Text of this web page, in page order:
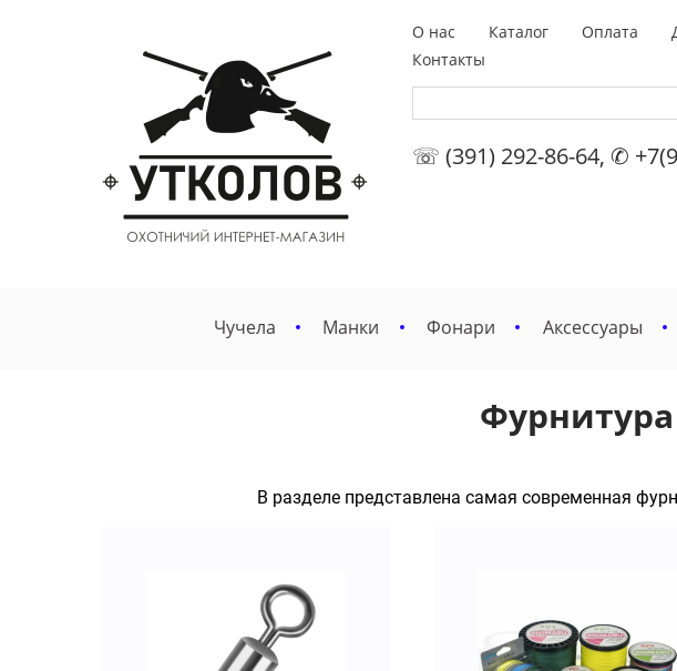
О нас Каталог Оплата
Контакты
☏ (391) 292-86-64, ✆
Чучела Манки Фонари Аксессуары
В разделе представлена самая современная